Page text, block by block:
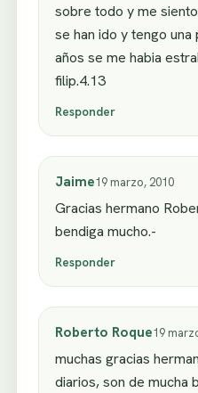
sobre todo y me
se han ido y tengo una
años se me habia
filip.4.13
Responder
Jaime19 marzo, 2010
Gracias hermano
bendiga mucho.-
Responder
Roberto Roque19
muchas gracias
diarios, son de mucha